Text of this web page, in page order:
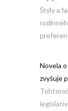
Štýly a
Novela
zvyšuje